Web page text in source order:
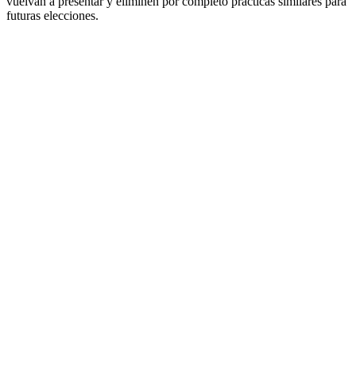
futuras elecciones.